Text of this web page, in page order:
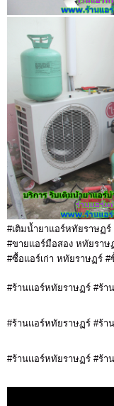
#เติมน้ำยาแอร์หทัยราษฏ
#ขายแอร์มือสอง หทัยรา
#ซื้อแอร์เก่า หทัยราษฏร์
#ร้านแอร์หทัยราษฏร์ #ร้า
#ร้านแอร์หทัยราษฏร์ #ร้า
#ร้านแอร์หทัยราษฏร์ #ร้า